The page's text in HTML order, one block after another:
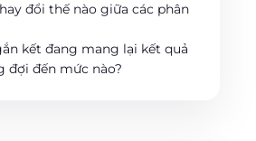
đổi thế nào giữa các phân
kết đang mang lại kết quả
đợi đến mức nào?